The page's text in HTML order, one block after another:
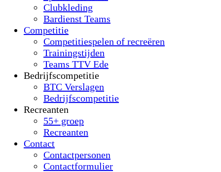
Clubkleding
Bardienst Teams
Competitie
Competitiespelen of recreëren
Trainingstijden
Teams TTV Ede
Bedrijfscompetitie
BTC Verslagen
Bedrijfscompetitie
Recreanten
55+ groep
Recreanten
Contact
Contactpersonen
Contactformulier